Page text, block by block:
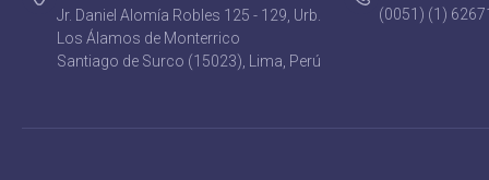
Jr. Daniel Alomía Robles 125 - 129, Urb.
Los Álamos de Monterrico
Santiago de Surco (15023), Lima, Perú
(0051) (1)